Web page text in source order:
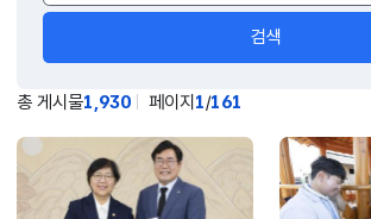
검색
총 게시물1,930 페이지1/161